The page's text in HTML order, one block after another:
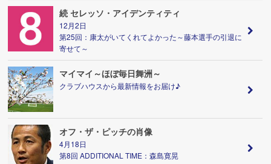
続 セレッソ・アイデンティティ
12月2日
第25回：康太がいてくれてよかった～藤本選手の引退に
寄せて～
マイマイ～ほぼ毎日舞洲～
クラブハウスから最新情報をお届け♪
オフ・ザ・ピッチの肖像
4月18日
第8回 ADDITIONAL TIME：森島寛晃